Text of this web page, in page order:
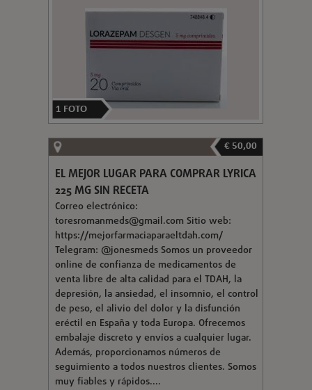
1 FOTO
€ 50,00
EL MEJOR LUGAR PARA COMPRAR LYRICA
225 MG SIN RECETA
Correo electrónico:
toresromanmeds@gmail.com Sitio web:
https://mejorfarmaciaparaeltdah.com/
Telegram: @jonesmeds Somos un proveedor
online de confianza de medicamentos de
venta libre de alta calidad para el TDAH, la
depresión, la ansiedad, el insomnio, el control
de peso, el alivio del dolor y la disfunción
eréctil en España y toda Europa. Ofrecemos
embalaje discreto y envíos a cualquier lugar.
Además, proporcionamos números de
seguimiento a todos nuestros clientes. Somos
muy fiables y rápidos....